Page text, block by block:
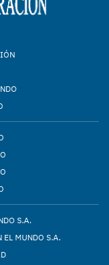
S.A.
EL MUNDO S.A.